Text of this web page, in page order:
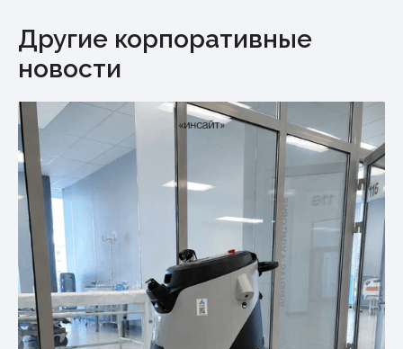
Другие корпоративные
новости